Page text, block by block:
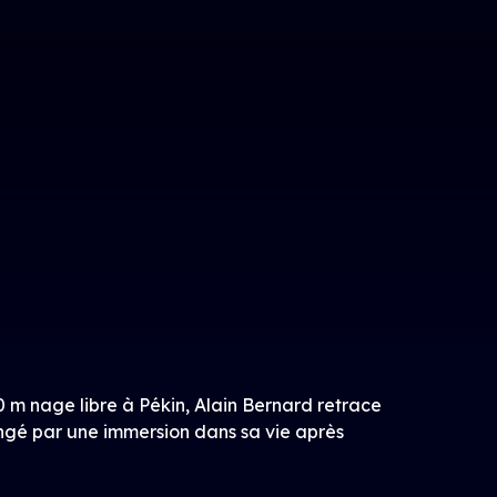
m nage libre à Pékin, Alain Bernard retrace
par une immersion dans sa vie après